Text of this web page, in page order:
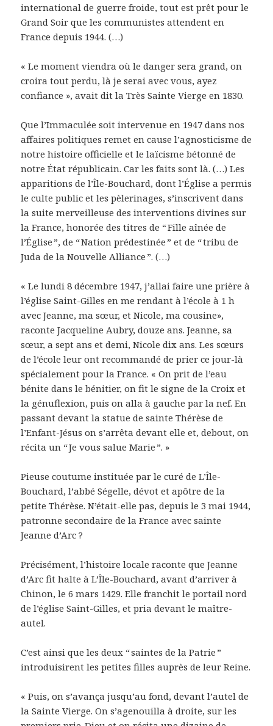
international de guerre froide, tout est prêt pour le
Grand Soir que les communistes attendent en
France depuis 1944. (…)
« Le moment viendra où le danger sera grand, on
croira tout perdu, là je serai avec vous, ayez
confiance », avait dit la Très Sainte Vierge en 1830.
Que l’Immaculée soit intervenue en 1947 dans nos
affaires politiques remet en cause l’agnosticisme de
notre histoire officielle et le laïcisme bétonné de
notre État républicain. Car les faits sont là. (…) Les
apparitions de l’Île-Bouchard, dont l’Église a permis
le culte public et les pèlerinages, s’inscrivent dans
la suite merveilleuse des interventions divines sur
la France, honorée des titres de “ Fille aînée de
l’Église ”, de “ Nation prédestinée ” et de “ tribu de
Juda de la Nouvelle Alliance ”. (…)
« Le lundi 8 décembre 1947, j’allai faire une prière à
l’église Saint-Gilles en me rendant à l’école à 1 h
avec Jeanne, ma sœur, et Nicole, ma cousine»,
raconte Jacqueline Aubry, douze ans. Jeanne, sa
sœur, a sept ans et demi, Nicole dix ans. Les sœurs
de l’école leur ont recommandé de prier ce jour-là
spécialement pour la France. « On prit de l’eau
bénite dans le bénitier, on fit le signe de la Croix et
la génuflexion, puis on alla à gauche par la nef. En
passant devant la statue de sainte Thérèse de
l’Enfant-Jésus on s’arrêta devant elle et, debout, on
récita un “ Je vous salue Marie ”. »
Pieuse coutume instituée par le curé de L’Île-
Bouchard, l’abbé Ségelle, dévot et apôtre de la
petite Thérèse. N’était-elle pas, depuis le 3 mai 1944,
patronne secondaire de la France avec sainte
Jeanne d’Arc ?
Précisément, l’histoire locale raconte que Jeanne
d’Arc fit halte à L’Île-Bouchard, avant d’arriver à
Chinon, le 6 mars 1429. Elle franchit le portail nord
de l’église Saint-Gilles, et pria devant le maître-
autel.
C’est ainsi que les deux “ saintes de la Patrie ”
introduisirent les petites filles auprès de leur Reine.
« Puis, on s’avança jusqu’au fond, devant l’autel de
la Sainte Vierge. On s’agenouilla à droite, sur les